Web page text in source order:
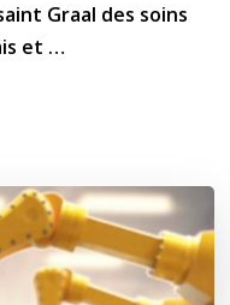
Graal des soins
et …